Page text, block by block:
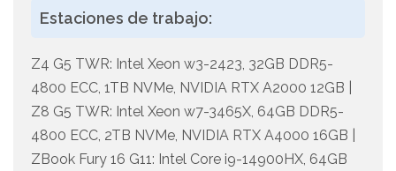
Estaciones de trabajo:
Z4 G5 TWR: Intel Xeon w3-2423, 32GB DDR5-
4800 ECC, 1TB NVMe, NVIDIA RTX A2000 12GB |
Z8 G5 TWR: Intel Xeon w7-3465X, 64GB DDR5-
4800 ECC, 2TB NVMe, NVIDIA RTX A4000 16GB |
ZBook Fury 16 G11: Intel Core i9-14900HX, 64GB